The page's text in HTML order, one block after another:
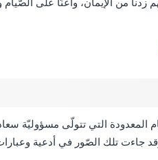
من الإيمان، وأعنّا على الصّيام
المعدودة التي تتولّى مسؤوليّة
وقد جاءت تلك الصّور في أدعية